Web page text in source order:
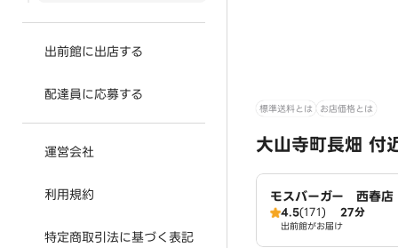
出前館に出店する
配達員に応募する
運営会社
利用規約
特定商取引法に基づく表記
標準送料とは お店価格とは
大山寺町長畑 付
モスバーガー 西春店
4.5(171) 27分
出前館がお届け